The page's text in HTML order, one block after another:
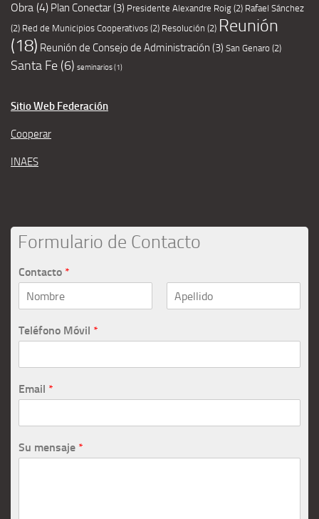
Obra (4) Plan Conectar(3) Presidente Alexandre Roig (2) Rafael Sánchez
(2) Red de Municipios Cooperativos (2) Resolución (2) Reunión
(18) Reunión de Consejo de Administración (3) San Genaro (2)
Santa Fe (6) seminarios(1)
Sitio Web Federación
Cooperar
INAES
Formulario de Contacto
Contacto *
Teléfono Móvil *
Email *
Su mensaje *